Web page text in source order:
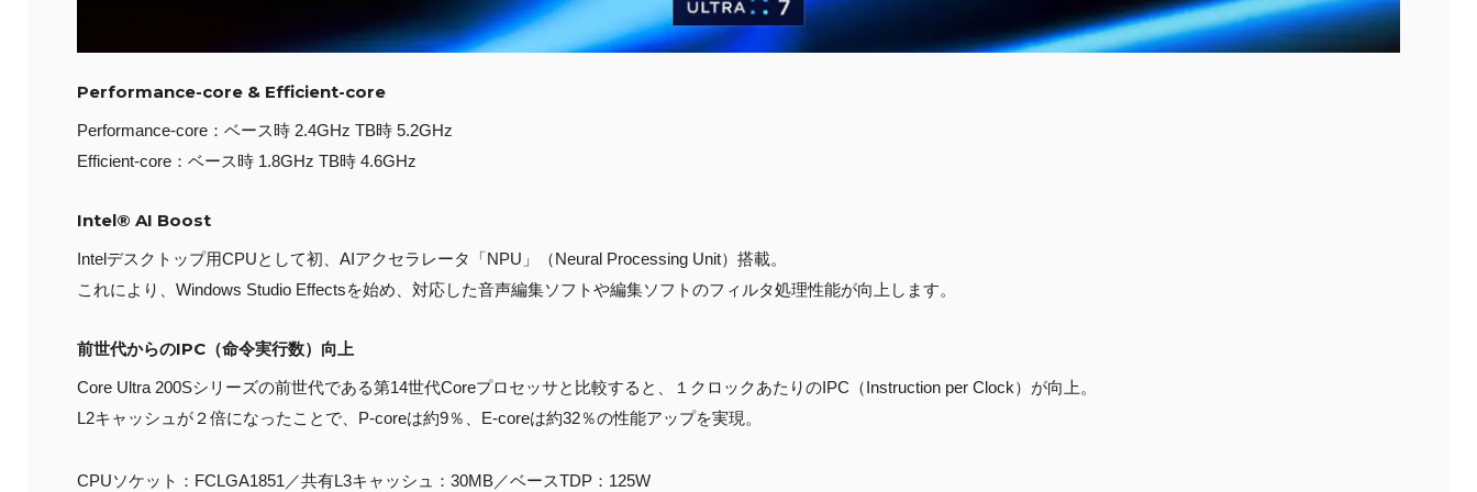
Performance-core & Efficient-core
Performance-core：ベース時 2.4GHz TB時 5.2GHz
Efficient-core：ベース時 1.8GHz TB時 4.6GHz
Intel® AI Boost
Intelデスクトップ用CPUとして初、AIアクセラレータ「NPU」（Neural Processing Unit）搭載。
これにより、Windows Studio Effectsを始め、対応した音声編集ソフトや編集ソフトのフィルタ処理性能が向上します。
前世代からのIPC（命令実行数）向上
Core Ultra 200Sシリーズの前世代である第14世代Coreプロセッサと比較すると、１クロックあたりのIPC（Instruction per Clock）が向上。
L2キャッシュが２倍になったことで、P-coreは約9％、E-coreは約32％の性能アップを実現。
CPUソケット：FCLGA1851／共有L3キャッシュ：30MB／ベースTDP：125W